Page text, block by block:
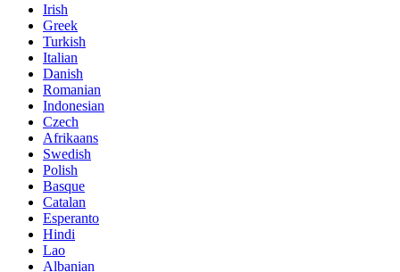
Irish
Greek
Turkish
Italian
Danish
Romanian
Indonesian
Czech
Afrikaans
Swedish
Polish
Basque
Catalan
Esperanto
Hindi
Lao
Albanian